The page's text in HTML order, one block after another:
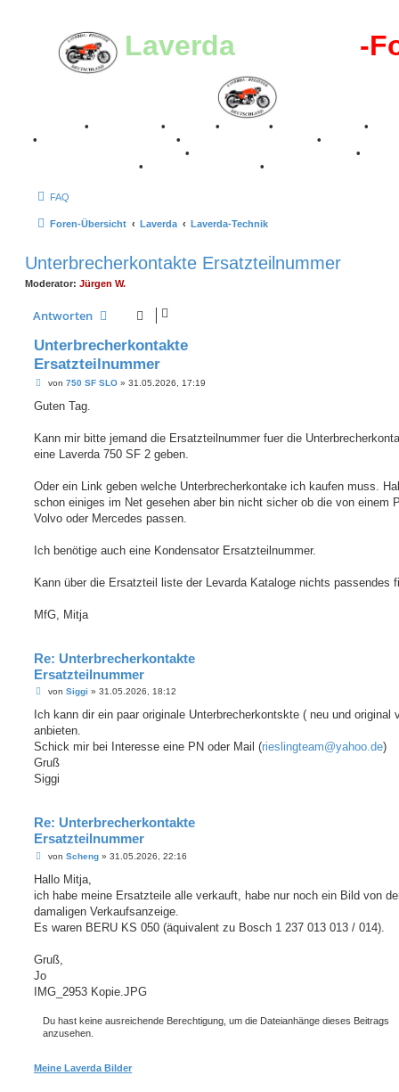
Laverda-Register -
• • • • •
•
•
•
•
•
• •
FAQ
Foren-Übersicht Laverda Laverda-Technik
Unterbrecherkontakte Ersatzteilnummer
Moderator: Jürgen W.
Antworten
Unterbrecherkontakte
Ersatzteilnummer
B
i
a
von 750 SF SLO» 31.05.2026, 17:19
Guten Tag.
Kann mir bitte jemand die Ersatzteilnummer fuer die
eine Laverda 750 SF 2 geben.
Oder ein Link geben welche Unterbrecherkontake ich kaufen muss.
schon einiges im Net gesehen aber bin nicht sicher ob die von einem
Volvo oder Mercedes passen.
Ich benötige auch eine Kondensator Ersatzteilnummer.
Kann über die Ersatzteil liste der Levarda Kataloge nichts passendes
MfG, Mitja
Re: Unterbrecherkontakte
Ersatzteilnummer
B
i
r
a
von Siggi » 31.05.2026, 18:12
Ich kann dir ein paar originale Unterbrecherkontskte ( neu und original
anbieten.
Schick mir bei Interesse eine PN oder Mail (rieslingteam@yahoo.de)
Gruß
Siggi
Re: Unterbrecherkontakte
Ersatzteilnummer
B
i
r
a
von Scheng» 31.05.2026, 22:16
Hallo Mitja,
ich habe meine Ersatzteile alle verkauft, habe nur noch ein Bild von
damaligen Verkaufsanzeige.
Es waren BERU KS 050 (äquivalent zu Bosch 1 237 013 013 / 014).
Gruß,
Jo
IMG_2953 Kopie.JPG
Du hast keine ausreichende Berechtigung, um die Dateianhänge dieses Beitrags
anzusehen.
Meine Laverda Bilder